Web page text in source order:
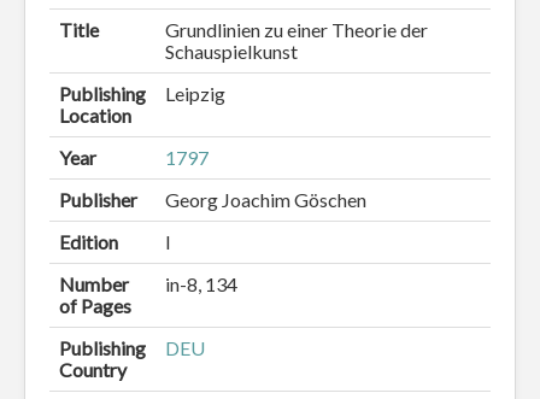
HOME
REVIEW
BOOKS
CATALOGUE
Title
Grundlinien zu einer Theorie der
Schauspielkunst
Publishing
Location
Leipzig
Year
1797
Publisher
Georg Joachim Göschen
Edition
I
Number
of Pages
in-8, 134
Publishing
Country
DEU